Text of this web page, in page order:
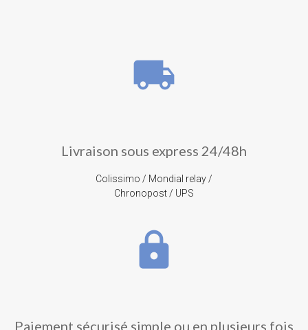
local_shipping
Livraison sous express 24/48h
Colissimo / Mondial relay /
Chronopost / UPS
lock
Paiement sécurisé simple ou en plusieurs fois